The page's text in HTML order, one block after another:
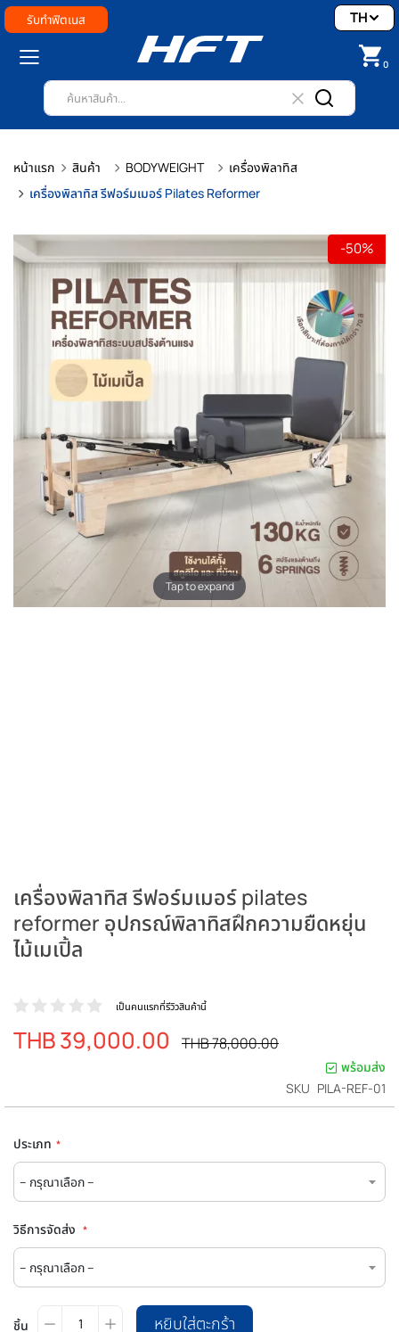
รับทำฟิตเนส
0
TH
หน้าแรก สินค้า BODYWEIGHT
เครื่องพิลาทิส
เครื่องพิลาทิส รีฟอร์มเมอร์ Pilates Reformer
Tap to expand
-50%
เครื่องพิลาทิส รีฟอร์มเมอร์ pilates
reformer อุปกรณ์พิลาทิสฝึกความยืดหยุ่น
ไม้เมเปิ้ล
เป็นคนแรกที่รีวิวสินค้านี้
ราคา
THB 39,000.00
ราคา
THB 78,000.00
พร้อมส่ง
SKU PILA-REF-01
ประเภท
วิธีการจัดส่ง
ชิ้น หยิบใส่ตะกร้า